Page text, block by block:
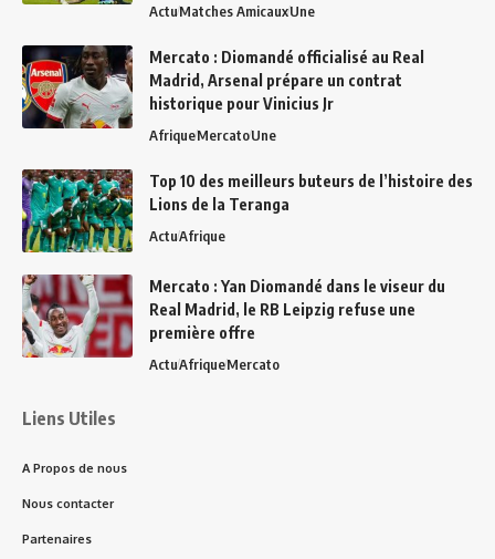
ActuMatches AmicauxUne
Mercato : Diomandé officialisé au Real
Madrid, Arsenal prépare un contrat
historique pour Vinicius Jr
AfriqueMercatoUne
Top 10 des meilleurs buteurs de l’histoire des
Lions de la Teranga
ActuAfrique
Mercato : Yan Diomandé dans le viseur du
Real Madrid, le RB Leipzig refuse une
première offre
ActuAfriqueMercato
Liens Utiles
A Propos de nous
Nous contacter
Partenaires